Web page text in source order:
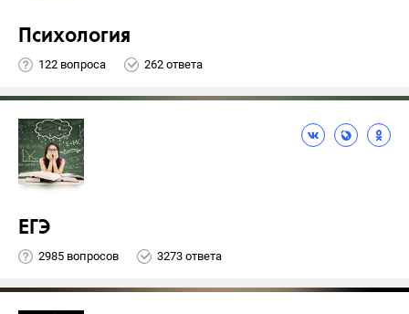
Психология
122 вопроса 262 ответа
ЕГЭ
2985 вопросов 3273 ответа